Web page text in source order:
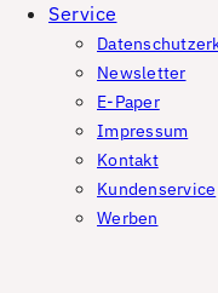
Service
Newsletter
E-Paper
Impressum
Kontakt
Kundenservice
Werben